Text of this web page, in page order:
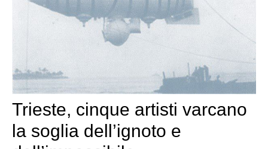
Trieste, cinque artisti varcano
la soglia dell’ignoto e